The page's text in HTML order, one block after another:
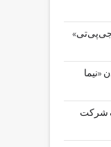
‌جی‌پی‌تی»
«نیما
شرکت